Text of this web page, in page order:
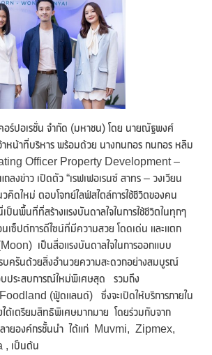
อร์ปอเรชั่น จำกัด (มหาชน) โดย นายณัฐพงศ์
าหน้าที่บริหาร พร้อมด้วย นางกนกอร กนกอร หลิม
Officer Property Development –
งข่าว เปิดตัว “เรฟเฟอเรนซ์ สาทร – วงเวียน
คิดใหม่ ตอบโจทย์ไลฟ์สไตล์การใช้ชีวิตของคน
นพื้นที่ที่สร้างแรงบันดาลใจในการใช้ชีวิตในทุกๆ
เซ็ปต์การดีไซน์ที่มีความสวย โดดเด่น และแตก
เป็นสื่อแรงบันดาลใจในการออกแบบ
บครันด้วยสิ่งอำนวยความสะดวกอย่างสมบูรณ์
ระสบการณ์ใหม่พิเศษสุด รวมถึง
Foodland (ฟู้ดแลนด์) ซึ่งจะเปิดให้บริการภายใน
ด้เตรียมสิทธิพิเศษมากมาย โดยร่วมกับจาก
ายองค์กรชั้นนำ ได้แก่ Muvmi, Zipmex,
เป็นต้น